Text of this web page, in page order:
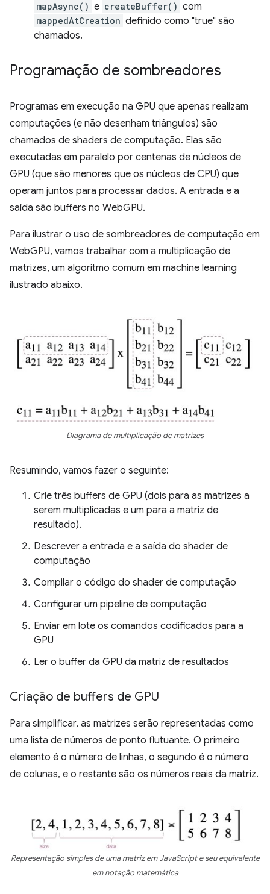
mapAsync() e createBuffer() com
mappedAtCreation definido como "true" são
chamados.
Programação de sombreadores
Programas em execução na GPU que apenas realizam
computações (e não desenham triângulos) são
chamados de shaders de computação. Elas são
executadas em paralelo por centenas de núcleos de
GPU (que são menores que os núcleos de CPU) que
operam juntos para processar dados. A entrada e a
saída são buffers no WebGPU.
Para ilustrar o uso de sombreadores de computação em
WebGPU, vamos trabalhar com a multiplicação de
matrizes, um algoritmo comum em machine learning
ilustrado abaixo.
Diagrama de multiplicação de matrizes
Resumindo, vamos fazer o seguinte:
Crie três buffers de GPU (dois para as matrizes a
serem multiplicadas e um para a matriz de
resultado).
Descrever a entrada e a saída do shader de
computação
Compilar o código do shader de computação
Configurar um pipeline de computação
Enviar em lote os comandos codificados para a
GPU
Ler o buffer da GPU da matriz de resultados
Criação de buffers de GPU
Para simplificar, as matrizes serão representadas como
uma lista de números de ponto flutuante. O primeiro
elemento é o número de linhas, o segundo é o número
de colunas, e o restante são os números reais da matriz.
Representação simples de uma matriz em JavaScript e seu equivalente
em notação matemática